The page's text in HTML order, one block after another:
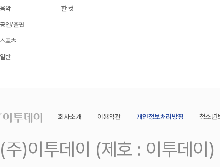
음악
공연/출판
스포츠
일반
한 컷
회사소개 이용약관 개인정보처리방침 청소년
(주)이투데이 (제호 : 이투데